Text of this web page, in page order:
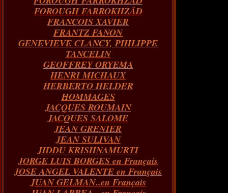
FOROUGH FARROKHZÂD
FRANCOIS XAVIER
FRANTZ FANON
GENEVIEVE CLANCY, PHILIPPE
TANCELIN
GEOFFREY ORYEMA
HENRI MICHAUX
HERBERTO HELDER
HOMMAGES
JACQUES ROUMAIN
JACQUES SALOME
JEAN GRENIER
JEAN SULIVAN
JIDDU KRISHNAMURTI
JORGE LUIS BORGES en Français
JOSE ANGEL VALENTE en Français
JUAN GELMAN..en Français